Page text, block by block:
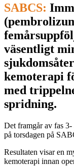
SABCS:
väsentligt
kemoterapi
med
spridning.
Det framgår av fas 3-
på torsdagen på
Resultaten visar en
kemoterapi innan